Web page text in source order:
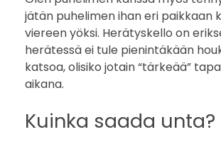
jätän puhelimen ihan eri paikkaan
viereen yöksi. Herätyskello on
herätessä ei tule pienintäkään
katsoa, olisiko jotain “tärkeää”
aikana.
Kuinka saada unta?